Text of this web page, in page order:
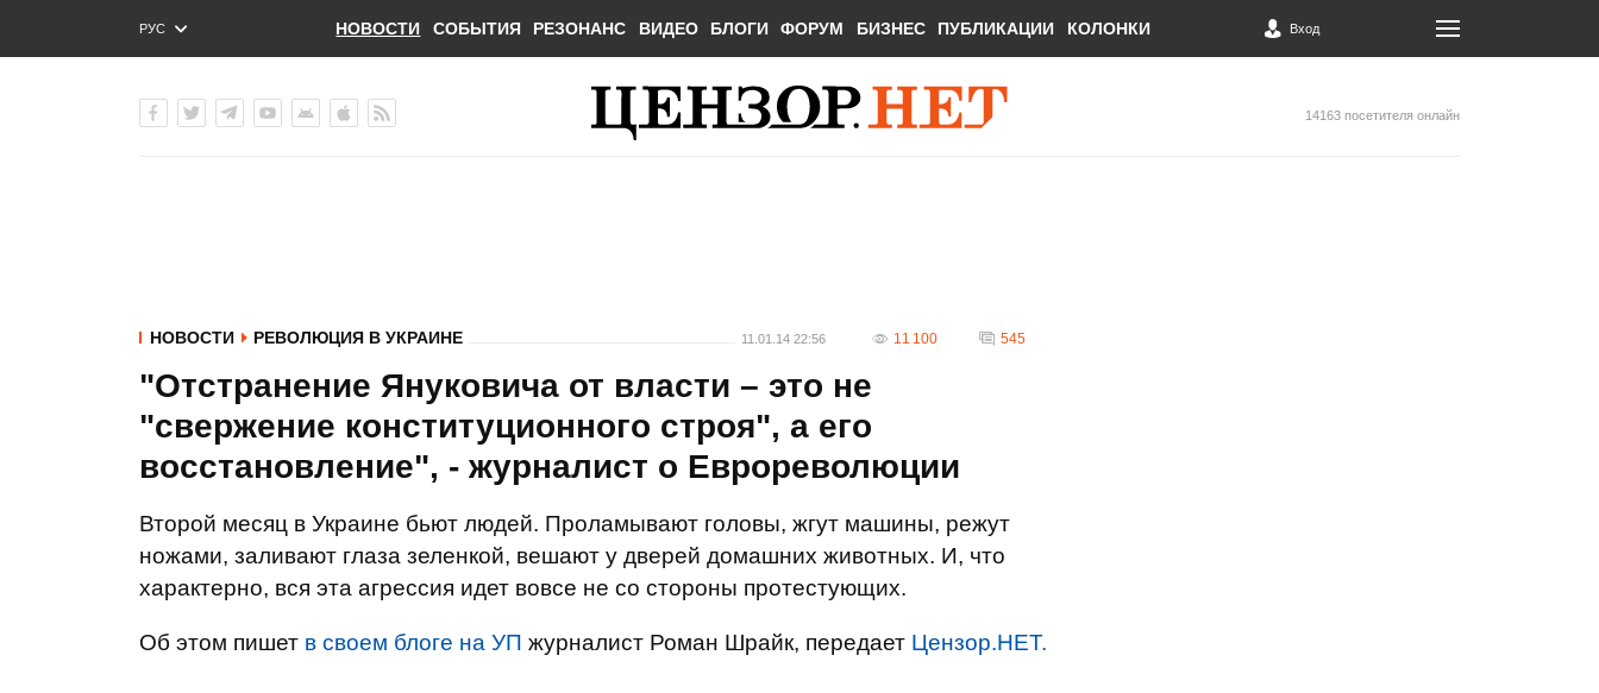
РУС
ENG
НОВОСТИ СОБЫТИЯ РЕЗОНАНС ВИДЕО БЛОГИ ФОРУМ БИЗНЕС ПУБЛИКАЦИИ КОЛОНКИ Вход
14163 посетителя онлайн
НОВОСТИ РЕВОЛЮЦИЯ В УКРАИНЕ 11.01.14 22:56 11 100 545
"Отстранение Януковича от власти – это не
"свержение конституционного строя", а его
восстановление", - журналист о Еврореволюции
Второй месяц в Украине бьют людей. Проламывают головы, жгут машины, режут
ножами, заливают глаза зеленкой, вешают у дверей домашних животных. И, что
характерно, вся эта агрессия идет вовсе не со стороны протестующих.
Об этом пишет в своем блоге на УП журналист Роман Шрайк, передает Цензор.НЕТ.